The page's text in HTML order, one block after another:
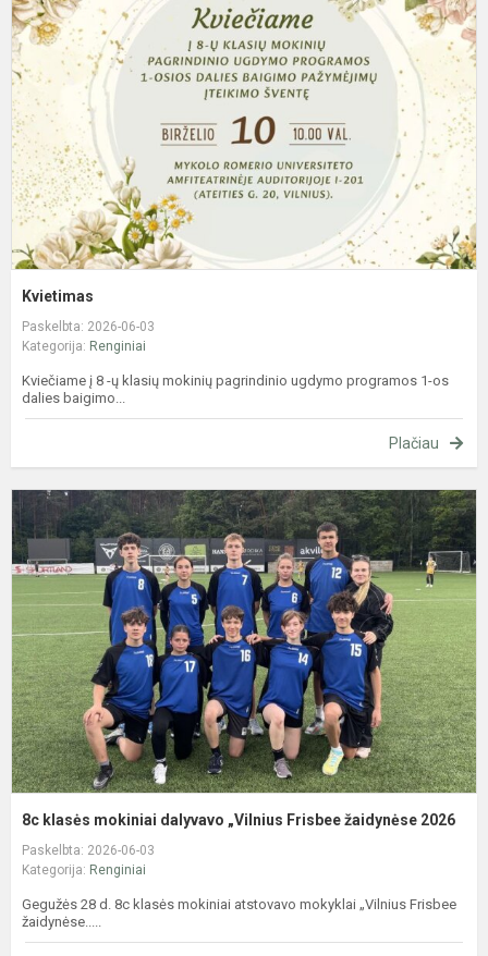
Kvietimas
Paskelbta: 2026-06-03
Kategorija: Renginiai
Kviečiame į 8 -ų klasių mokinių pagrindinio ugdymo programos 1-os
dalies baigimo...
Plačiau
8c klasės mokiniai dalyvavo „Vilnius Frisbee žaidynėse 2026
Paskelbta: 2026-06-03
Kategorija: Renginiai
Gegužės 28 d. 8c klasės mokiniai atstovavo mokyklai „Vilnius Frisbee
žaidynėse.....